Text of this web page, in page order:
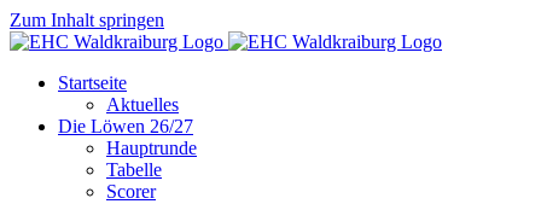
Zum Inhalt springen
Startseite
Aktuelles
Die Löwen 26/27
Hauptrunde
Tabelle
Scorer